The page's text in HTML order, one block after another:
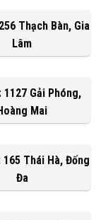
Thạch Bàn, Gia
Lâm
1127 Gải Phóng,
Mai
165 Thái Hà, Đống
Đa